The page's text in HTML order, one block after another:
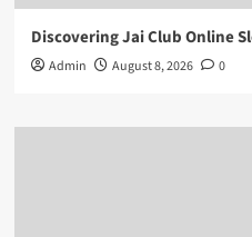
Discovering Jai Club Online
Admin August 8, 2026 0